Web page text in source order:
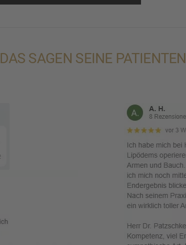
DAS SAGEN SEINE PATIENTEN